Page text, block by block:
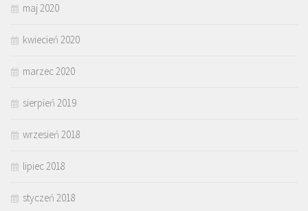
maj 2020
kwiecień 2020
marzec 2020
sierpień 2019
wrzesień 2018
lipiec 2018
styczeń 2018